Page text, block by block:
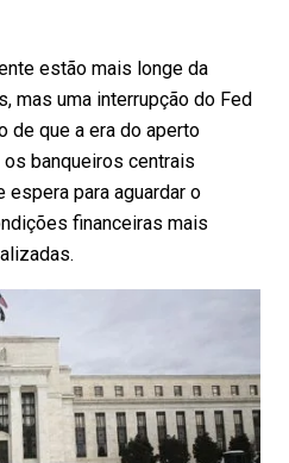
estão mais longe da
mas uma interrupção do Fed
de que a era do aperto
banqueiros centrais
espera para aguardar o
financeiras mais